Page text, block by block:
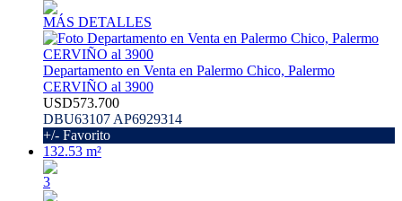
MÁS DETALLES
Departamento en Venta en Palermo Chico, Palermo
CERVIÑO al 3900
USD573.700
DBU63107 AP6929314
+/- Favorito
132.53 m²
3